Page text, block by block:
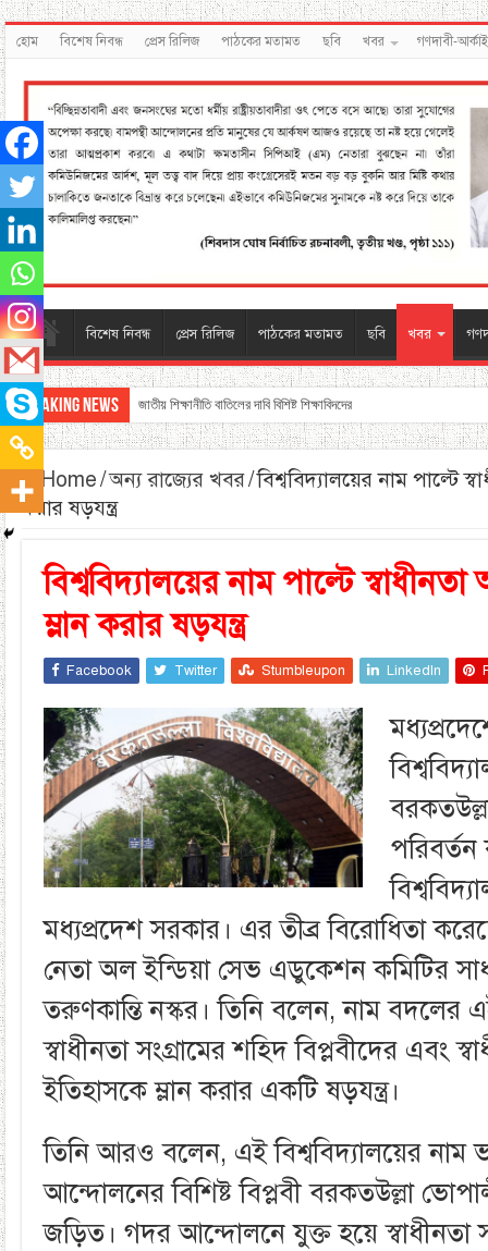
হোম বিশেষ নিবন্ধ প্রেস রিলিজ পাঠকের মতামত ছবি খবর গণদাবী-
বিশেষ নিবন্ধ প্রেস রিলিজ পাঠকের মতামত ছবি খবর
Breaking News জাতীয় শিক্ষানীতি বাতিলের দাবি বিশিষ্ট শিক্ষাবিদদের
Home/অন্য রাজ্যের খবর/বিশ্ববিদ্যালয়ের নাম পাল্টে
করার ষড়যন্ত্র
বিশ্ববিদ্যালয়ের নাম পাল্টে
ম্লান করার ষড়যন্ত্র
Facebook Twitter Stumbleupon LinkedIn
মধ্যপ্রদেশ সরকার। এর তীব্র বিরোধিতা
নেতা অল ইন্ডিয়া সেভ এডুকেশন কমিটির
তরুণকান্তি নস্কর। তিনি বলেন, নাম বদলের
স্বাধীনতা সংগ্রামের শহিদ বিপ্লবীদের এবং
ইতিহাসকে ম্লান করার একটি ষড়যন্ত্র।
তিনি আরও বলেন, এই বিশ্ববিদ্যালয়ের নাম
আন্দোলনের বিশিষ্ট বিপ্লবী বরকতউল্লা
জড়িত। গদর আন্দোলনে যুক্ত হয়ে স্বাধীনতা